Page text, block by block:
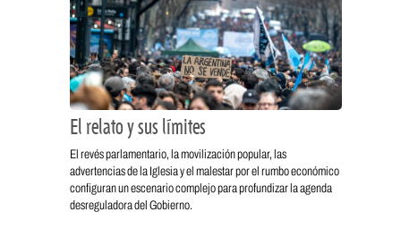
El relato y sus límites
El revés parlamentario, la movilización popular, las
advertencias de la Iglesia y el malestar por el rumbo económico
configuran un escenario complejo para profundizar la agenda
desreguladora del Gobierno.